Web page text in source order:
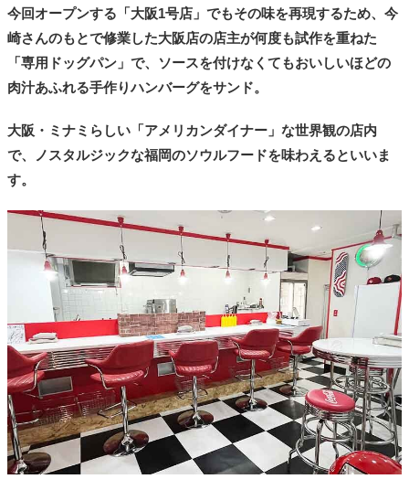
今回オープンする「大阪1号店」でもその味を再現するため、今
崎さんのもとで修業した大阪店の店主が何度も試作を重ねた
「専用ドッグパン」で、ソースを付けなくてもおいしいほどの
肉汁あふれる手作りハンバーグをサンド。
大阪・ミナミらしい「アメリカンダイナー」な世界観の店内
で、ノスタルジックな福岡のソウルフードを味わえるといいま
す。